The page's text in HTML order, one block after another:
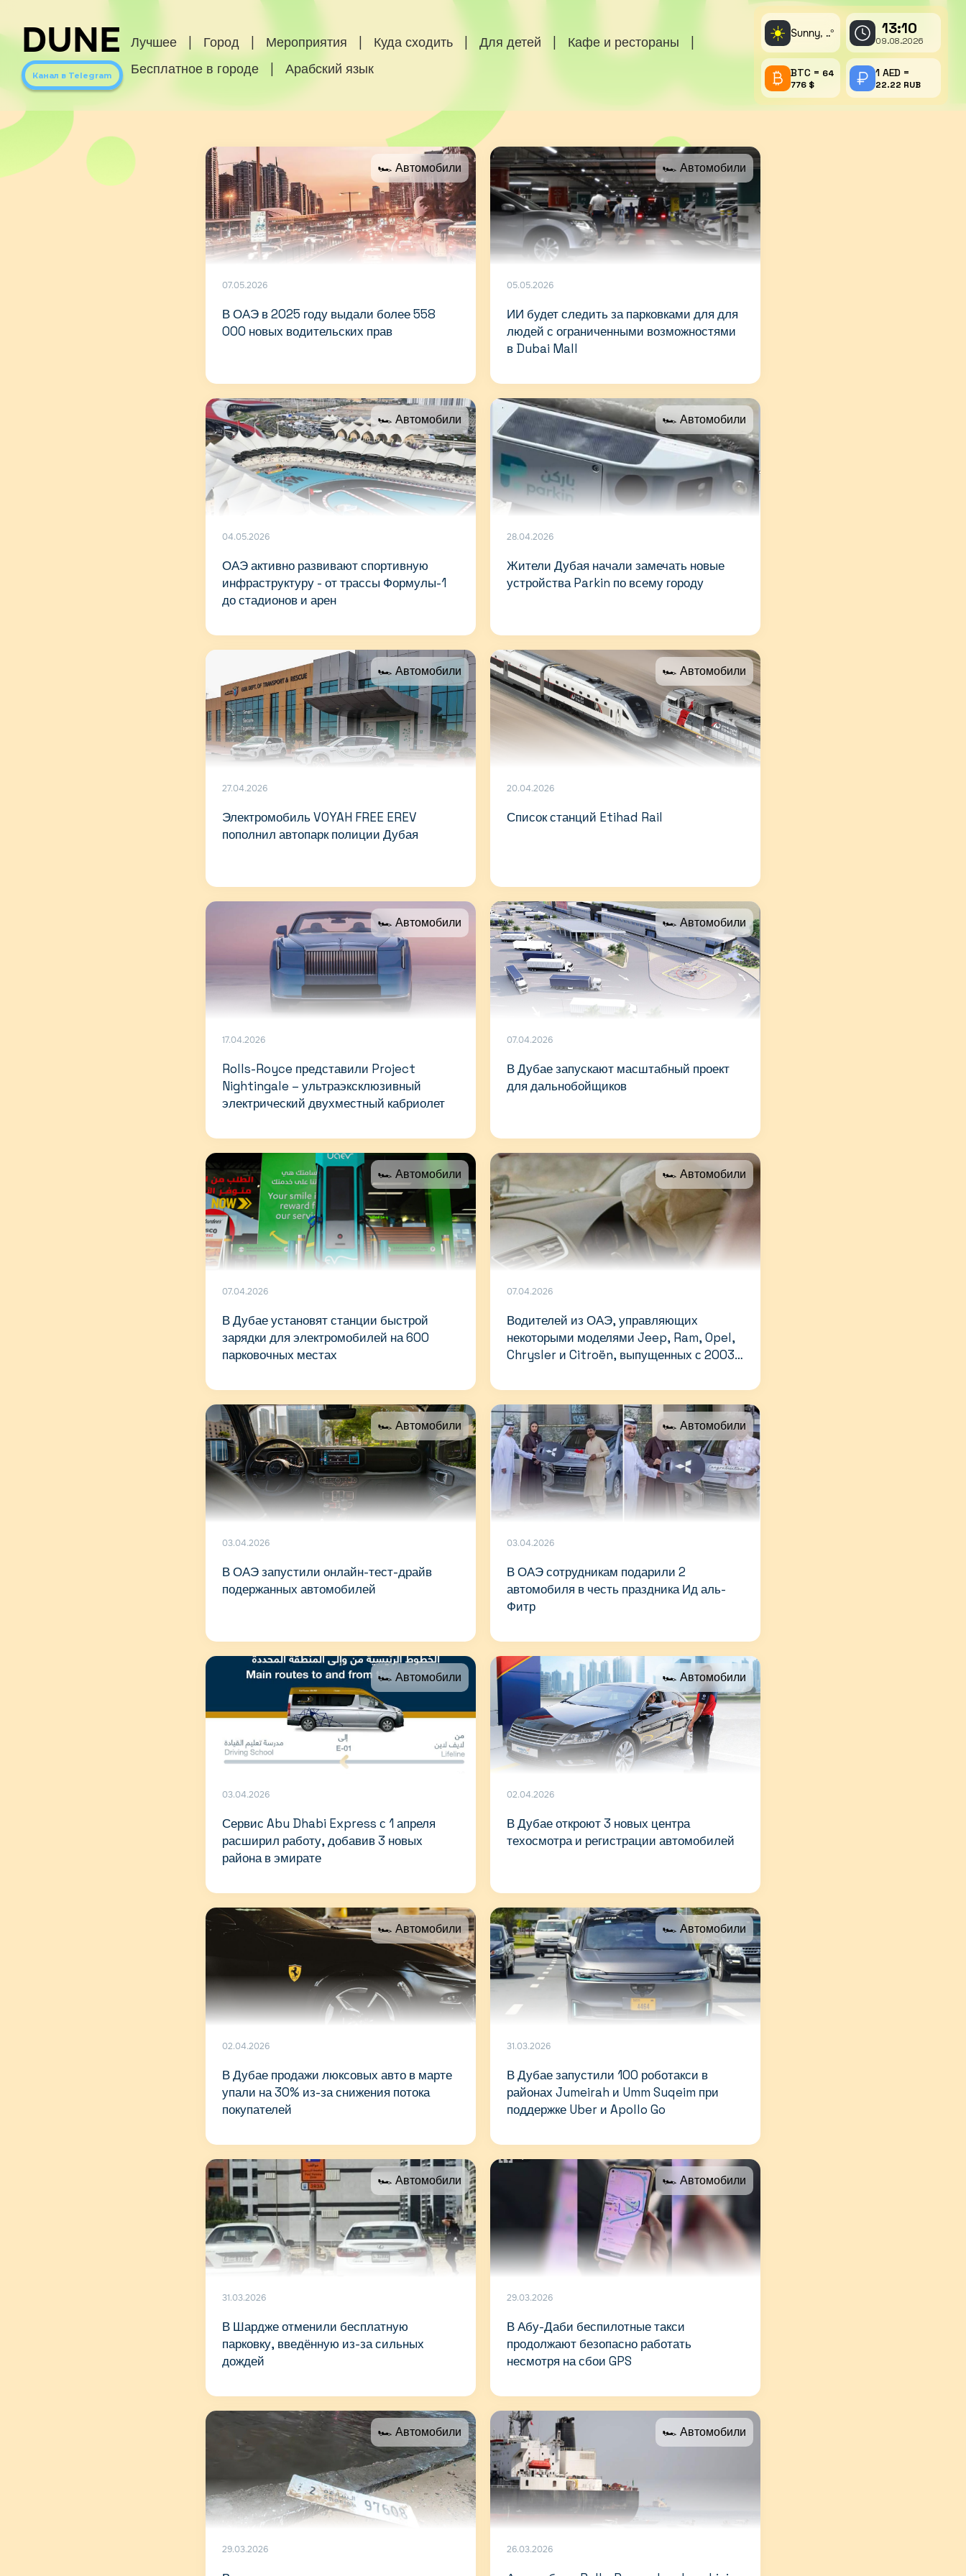
DUNE
Канал в Telegram
Лучшее Город Мероприятия Куда сходить Для детей Кафе и рестораны
Бесплатное в городе
Арабский язык
☀️ Sunny, ..° 13:10
09.08.2026
BTC = 64
776 $
1 AED =
22.22 RUB
🏎 Автомобили
07.05.2026
В ОАЭ в 2025 году выдали более 558
000 новых водительских прав
🏎 Автомобили
05.05.2026
ИИ будет следить за парковками для для
людей с ограниченными возможностями
в Dubai Mall
🏎 Автомобили
04.05.2026
ОАЭ активно развивают спортивную
инфраструктуру - от трассы Формулы-1
до стадионов и арен
🏎 Автомобили
28.04.2026
Жители Дубая начали замечать новые
устройства Parkin по всему городу
🏎 Автомобили
27.04.2026
Электромобиль VOYAH FREE EREV
пополнил автопарк полиции Дубая
🏎 Автомобили
20.04.2026
Список станций Etihad Rail
🏎 Автомобили
17.04.2026
Rolls-Royce представили Project
Nightingale – ультраэксклюзивный
электрический двухместный кабриолет
🏎 Автомобили
07.04.2026
В Дубае запускают масштабный проект
для дальнобойщиков
🏎 Автомобили
07.04.2026
В Дубае установят станции быстрой
зарядки для электромобилей на 600
парковочных местах
🏎 Автомобили
07.04.2026
Водителей из ОАЭ, управляющих
некоторыми моделями Jeep, Ram, Opel,
Chrysler и Citroën, выпущенных с 2003
использование машин из-за риска
неисправных подушек безопасности
🏎 Автомобили
03.04.2026
В ОАЭ запустили онлайн-тест-драйв
подержанных автомобилей
🏎 Автомобили
03.04.2026
В ОАЭ сотрудникам подарили 2
автомобиля в честь праздника Ид аль-
Фитр
🏎 Автомобили
03.04.2026
Сервис Abu Dhabi Express с 1 апреля
расширил работу, добавив 3 новых
района в эмирате
🏎 Автомобили
02.04.2026
В Дубае откроют 3 новых центра
техосмотра и регистрации автомобилей
🏎 Автомобили
02.04.2026
В Дубае продажи люксовых авто в марте
упали на 30% из-за снижения потока
покупателей
🏎 Автомобили
31.03.2026
В Дубае запустили 100 роботакси в
районах Jumeirah и Umm Suqeim при
поддержке Uber и Apollo Go
🏎 Автомобили
31.03.2026
В Шардже отменили бесплатную
парковку, введённую из-за сильных
дождей
🏎 Автомобили
29.03.2026
В Абу-Даби беспилотные такси
продолжают безопасно работать
несмотря на сбои GPS
🏎 Автомобили
29.03.2026
🏎 Автомобили
26.03.2026